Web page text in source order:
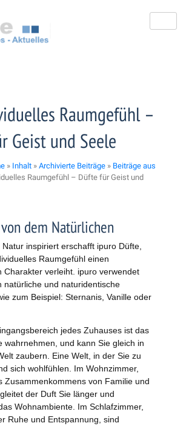
Raumgefühl –
Geist und Seele
» Inhalt » Archivierte Beiträge » Beiträge aus
Raumgefühl – Düfte für Geist und
dem Natürlichen
inspiriert erschafft ipuro Düfte,
Raumgefühl einen
Charakter verleiht. ipuro verwendet
natürliche und naturidentische
zum Beispiel: Sternanis, Vanille oder
jedes Zuhauses ist das
wahrnehmen, und kann Sie gleich in
zaubern. Eine Welt, in der Sie zu
sich wohlfühlen. Im Wohnzimmer,
Zusammenkommens von Familie und
der Duft Sie länger und
Wohnambiente. Im Schlafzimmer,
Ruhe und Entspannung, sind